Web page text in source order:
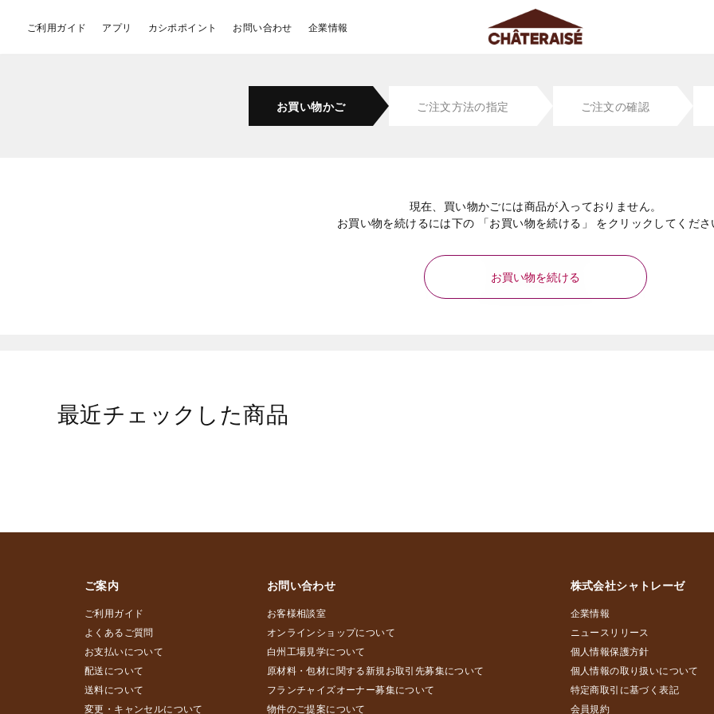
ご利用ガイド アプリ カシポポイント お問い合わせ 企業情報
お買い物かご ご注文方法の指定 ご注文の確認
現在、買い物かごには商品が入っておりません。
お買い物を続けるには下の 「お買い物を続ける」 をクリックしてくだ
最近チェックした商品
ご案内
ご利用ガイド
よくあるご質問
お支払いについて
配送について
送料について
変更・キャンセルについて
お問い合わせ
お客様相談室
オンラインショップについて
白州工場見学について
原材料・包材に関する新規お取引先募集について
フランチャイズオーナー募集について
物件のご提案について
株式会社シャトレーゼ
企業情報
ニュースリリース
個人情報保護方針
個人情報の取り扱いについて
特定商取引に基づく表記
会員規約